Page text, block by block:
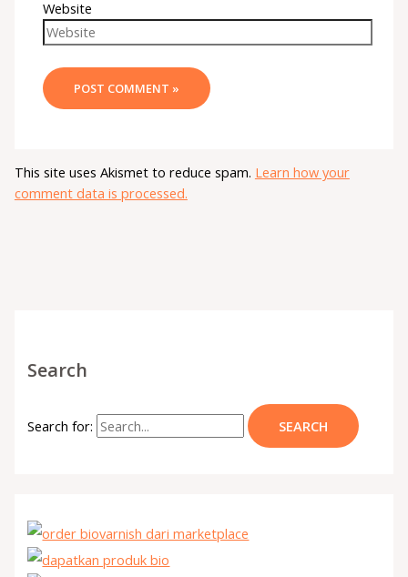
Website
This site uses Akismet to reduce spam. Learn how your
comment data is processed.
Search
Search for: